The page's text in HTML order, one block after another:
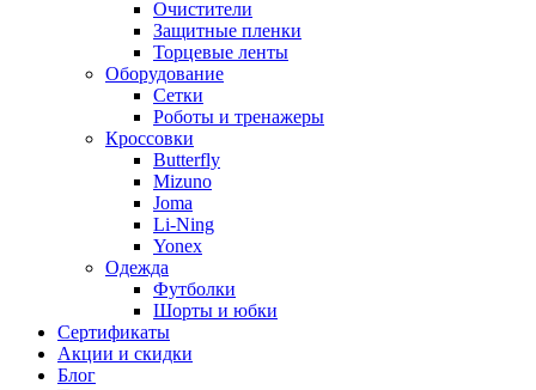
Очистители
Защитные пленки
Торцевые ленты
Оборудование
Сетки
Роботы и тренажеры
Кроссовки
Butterfly
Mizuno
Joma
Li-Ning
Yonex
Одежда
Футболки
Шорты и юбки
Сертификаты
Акции и скидки
Блог